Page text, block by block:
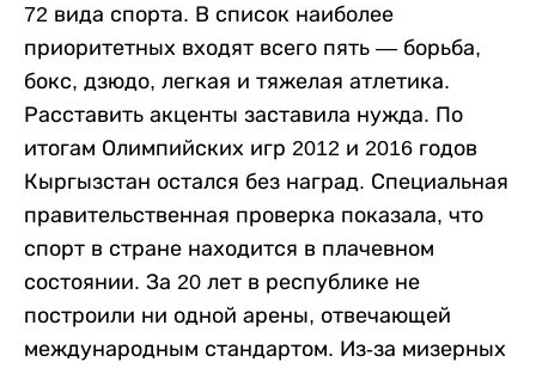
72 вида спорта. В список наиболее
приоритетных входят всего пять — борьба,
бокс, дзюдо, легкая и тяжелая атлетика.
Расставить акценты заставила нужда. По
итогам Олимпийских игр 2012 и 2016 годов
Кыргызстан остался без наград. Специальная
правительственная проверка показала, что
спорт в стране находится в плачевном
состоянии. За 20 лет в республике не
построили ни одной арены, отвечающей
международным стандартом. Из-за мизерных